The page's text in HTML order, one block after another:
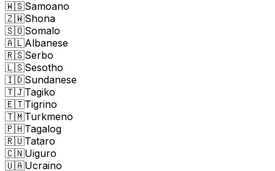
🇼🇸Samoano
🇿🇼Shona
🇸🇴Somalo
🇦🇱Albanese
🇷🇸Serbo
🇱🇸Sesotho
🇮🇩Sundanese
🇹🇯Tagiko
🇪🇹Tigrino
🇹🇲Turkmeno
🇵🇭Tagalog
🇷🇺Tataro
🇨🇳Uiguro
🇺🇦Ucraino